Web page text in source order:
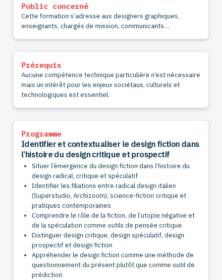
Public concerné
Cette formation s’adresse aux designers graphiques,
enseignants, chargés de mission, communicants…
Prérequis
Aucune compétence technique particulière n’est nécessaire
mais un intérêt pour les enjeux sociétaux, culturels et
technologiques est essentiel.
Programme
Identifier et contextualiser le design fiction dans
l’histoire du design critique et prospectif
Situer l’émergence du design fiction dans l’histoire du
design radical, critique et spéculatif
Identifier les filiations entre radical design italien
(Superstudio, Archizoom), science-fiction critique et
pratiques contemporaines
Comprendre le rôle de la fiction, de l’utopie négative et
de la spéculation comme outils de pensée critique
Distinguer design critique, design spéculatif, design
prospectif et design fiction
Appréhender le design fiction comme une méthode de
questionnement du présent plutôt que comme outil de
prédiction